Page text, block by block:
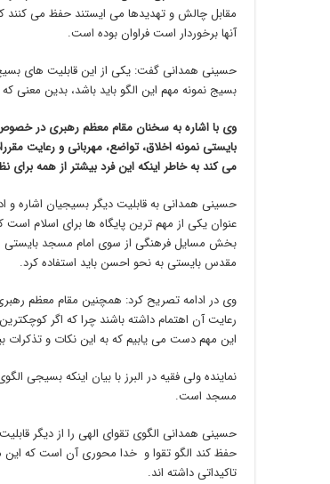
مقابل چالش و تهدیدها می ایستند حفظ می کنند
آنها برخوردار است فراوان بوده است.
حسینی همدانی گفت: یکی از این قابلیت های
بسیج نمونه مهم این الگو باید باشد، بدین معنی
وی با اشاره به سخنان مقام معظم رهبری در
بایستی نمونه اخلاق، تواضع، مهربانی و رعایت
می کند به خاطر اینکه این فرد بیشتر از همه برای
حسینی همدانی به قابلیت دیگر بسیجیان اشاره
عنوان یکی از مهم ترین پایگاه ها برای اسلام
بخش مسایل فرهنگی از سوی امام مسجد بایستی
مقدس بایستی به نحو احسن باید استفاده کرد.
وی در ادامه تصریح کرد: همچنین مقام معظم
رعایت آن اهتمام داشته باشند چرا که اگر
این مهم دست می یابیم که به این نکات و
نماینده ولی فقیه در البرز با بیان اینکه
مسجد است.
حسینی همدانی الگوی تقوای الهی را از دیگر
حفظ کند الگو تقوا و خدا محوری آن است که این
تاکیداتی داشته اند.